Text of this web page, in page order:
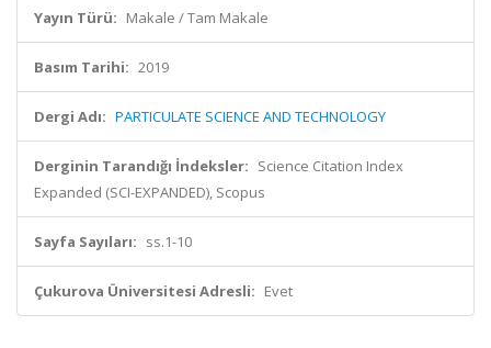
Yayın Türü: Makale / Tam Makale
Basım Tarihi: 2019
Dergi Adı: PARTICULATE SCIENCE AND TECHNOLOGY
Derginin Tarandığı İndeksler: Science Citation Index
Expanded (SCI-EXPANDED), Scopus
Sayfa Sayıları: ss.1-10
Çukurova Üniversitesi Adresli: Evet